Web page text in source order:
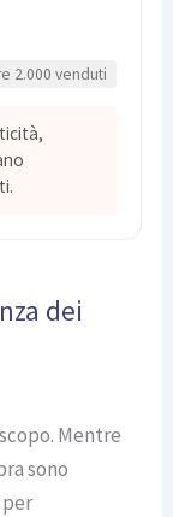
2.000 venduti
dei
Mentre
sono